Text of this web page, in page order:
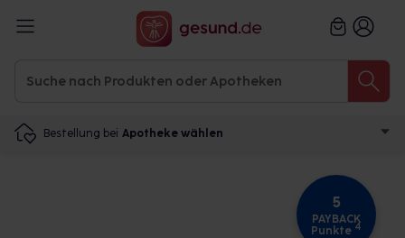
Bestellung bei Apotheke wählen
5
PAYBACK
Punkte 4